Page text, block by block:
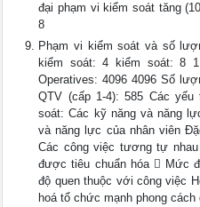
đại phạm vi kiểm soát tăng
8
Phạm vi kiểm soát và số
kiểm soát: 4 kiểm soát: 8
Operatives: 4096 4096 Số
QTV (cấp 1-4): 585 Các
soát: Các kỹ năng và năng
và năng lực của nhân viên
Các công việc tương tự
được tiêu chuẩn hóa  Mức
độ quen thuộc với công việc
hoá tổ chức mạnh phong cách